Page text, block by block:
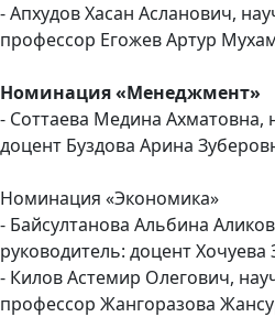
- Апхудов Хасан Асланович,
профессор Егожев Артур
Номинация «Менеджмент»
- Соттаева Медина Ахматовна,
доцент Буздова Арина
Номинация «Экономика»
- Байсултанова Альбина
руководитель: доцент
- Килов Астемир Олегович,
профессор Жангоразова